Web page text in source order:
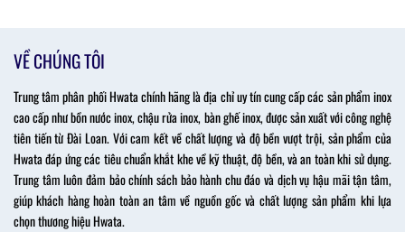
VỀ CHÚNG TÔI
Trung tâm phân phối Hwata chính hãng là địa chỉ uy tín cung cấp các sản phẩm inox
cao cấp như bồn nước inox, chậu rửa inox, bàn ghế inox, được sản xuất với công nghệ
tiên tiến từ Đài Loan. Với cam kết về chất lượng và độ bền vượt trội, sản phẩm của
Hwata đáp ứng các tiêu chuẩn khắt khe về kỹ thuật, độ bền, và an toàn khi sử dụng.
Trung tâm luôn đảm bảo chính sách bảo hành chu đáo và dịch vụ hậu mãi tận tâm,
giúp khách hàng hoàn toàn an tâm về nguồn gốc và chất lượng sản phẩm khi lựa
chọn thương hiệu Hwata.